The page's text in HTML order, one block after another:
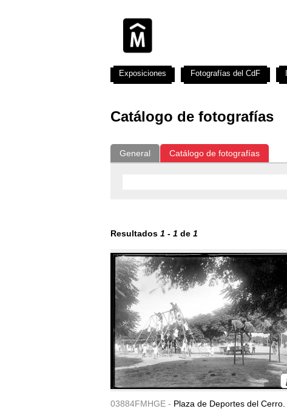
Catálogo de fotografías
General Catálogo de fotografías
Resultados 1 - 1 de 1
03884FMHGE - Plaza de Deportes del Cerro.
Exposiciones Fotografías del CdF